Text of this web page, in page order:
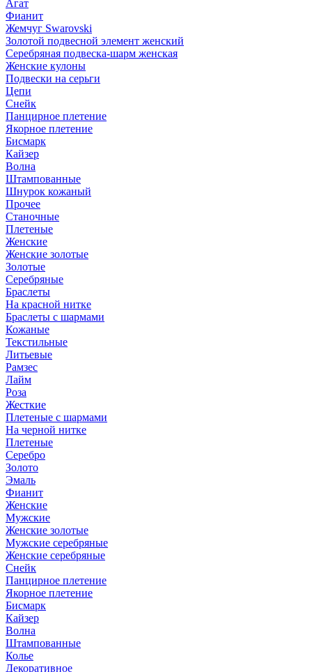
Агат
Фианит
Жемчуг Swarovski
Золотой подвесной элемент женcкий
Серебряная подвеска-шарм женская
Женские кулоны
Подвески на серьги
Цепи
Снейк
Панцирное плетение
Якорное плетение
Бисмарк
Кайзер
Волна
Штампованные
Шнурок кожаный
Прочее
Станочные
Плетеные
Женские
Женские золотые
Золотые
Серебряные
Браслеты
На красной нитке
Браслеты с шармами
Кожаные
Текстильные
Литьевые
Рамзес
Лайм
Роза
Жесткие
Плетеные с шармами
На черной нитке
Плетеные
Серебро
Золото
Эмаль
Фианит
Женские
Мужские
Женские золотые
Мужские серебряные
Женские серебряные
Снейк
Панцирное плетение
Якорное плетение
Бисмарк
Кайзер
Волна
Штампованные
Колье
Декоративное